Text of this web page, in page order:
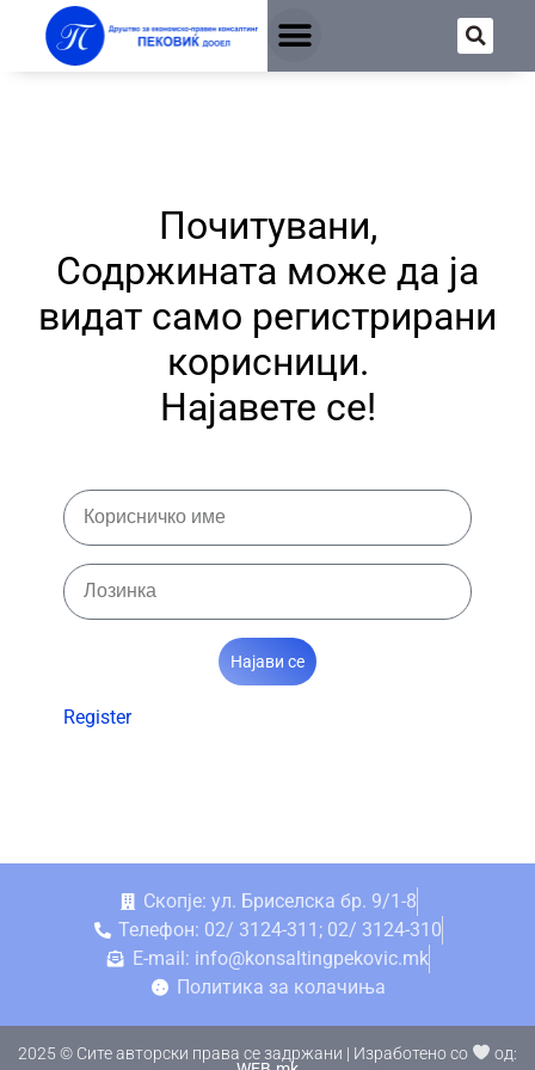
Почитувани,
Содржината може да ја
видат само регистрирани
корисници.
Најавете се!
Најави се
Register
Скопје: ул. Бриселска бр. 9/1-8
Телефон: 02/ 3124-311; 02/ 3124-310
E-mail: info@konsaltingpekovic.mk
Политика за колачиња
2025 © Сите авторски права се задржани | Изработено со
од: